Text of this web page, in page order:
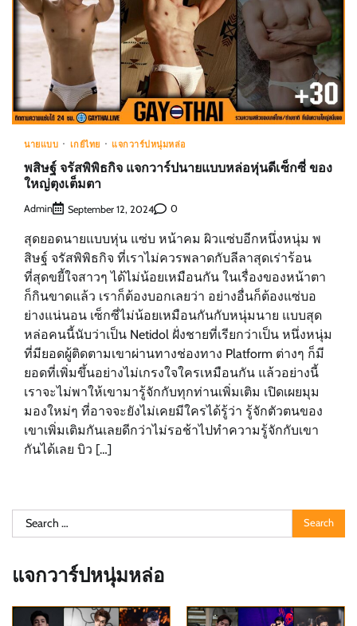
นายแบบ เกย์ไทย แจกวาร์ปหนุ่มหล่อ
พสิษฐ์ จรัสพิพิธกิจ แจกวาร์ปนายแบบหล่อหุ่นดีเซ็กซี่ ของ
ใหญ่ตุงเต็มตา
Admin September 12, 2024 0
สุดยอดนายแบบหุ่น แซ่บ หน้าคม ผิวแซ่บอีกหนึ่งหนุ่ม พ
สิษฐ์ จรัสพิพิธกิจ ที่เราไม่ควรพลาดกับลีลาสุดเร่าร้อน
ที่สุดขยี้ใจสาวๆ ได้ไม่น้อยเหมือนกัน ในเรื่องของหน้าตา
ก็กินขาดแล้ว เราก็ต้องบอกเลยว่า อย่างอื่นก็ต้องแซ่บอ
ย่างแน่นอน เซ็กซี่ไม่น้อยเหมือนกันกับหนุ่มนาย แบบสุด
หล่อคนนี้นับว่าเป็น Netidol ฝั่งชายที่เรียกว่าเป็น หนึ่งหนุ่ม
ที่มียอดผู้ติดตามเขาผ่านทางช่องทาง Platform ต่างๆ ก็มี
ยอดที่เพิ่มขึ้นอย่างไม่เกรงใจใครเหมือนกัน แล้วอย่างนี้
เราจะไม่พาให้เขามารู้จักกับทุกท่านเพิ่มเติม เปิดเผยมุม
มองใหม่ๆ ที่อาจจะยังไม่เคยมีใครได้รู้ว่า รู้จักตัวตนของ
เขาเพิ่มเติมกันเลยดีกว่าไม่รอช้าไปทำความรู้จักกับเขา
กันได้เลย บิว […]
Search
for:
แจกวาร์ปหนุ่มหล่อ